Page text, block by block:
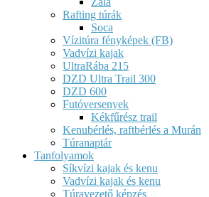
Rafting túrák
Soca
Vízitúra fényképek (FB)
Vadvízi kajak
UltraRába 215
DZD Ultra Trail 300
DZD 600
Futóversenyek
Kékfűrész trail
Kenubérlés, raftbérlés a Murán
Túranaptár
Tanfolyamok
Síkvízi kajak és kenu
Vadvízi kajak és kenu
Túravezető képzés